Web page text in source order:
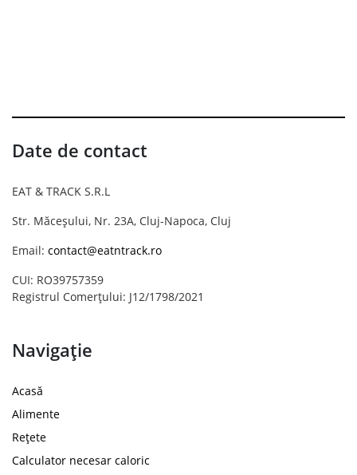
Date de contact
EAT & TRACK S.R.L
Str. Măceșului, Nr. 23A, Cluj-Napoca, Cluj
Email: contact@eatntrack.ro
CUI: RO39757359
Registrul Comerțului: J12/1798/2021
Navigație
Acasă
Alimente
Rețete
Calculator necesar caloric